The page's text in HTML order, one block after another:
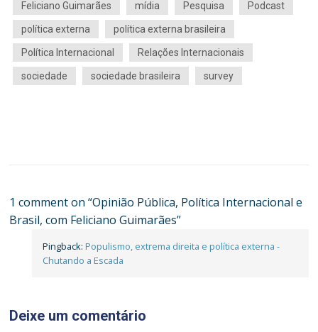
Feliciano Guimarães mídia Pesquisa Podcast
política externa política externa brasileira
Política Internacional Relações Internacionais
sociedade sociedade brasileira survey
1 comment on “Opinião Pública, Política Internacional e
Brasil, com Feliciano Guimarães”
Pingback:Populismo, extrema direita e política externa -
Chutando a Escada
Deixe um comentário